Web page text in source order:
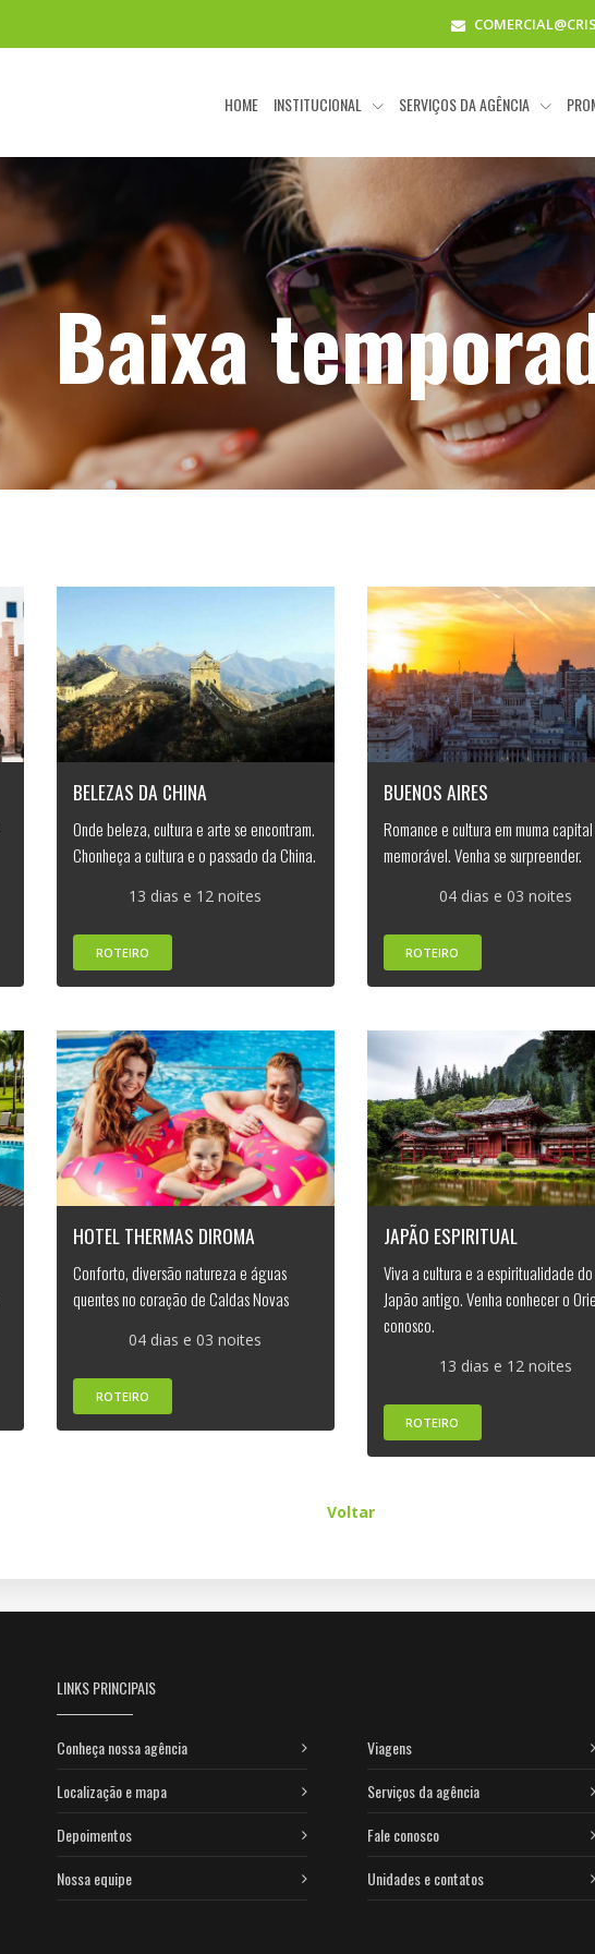
HOME INSTITUCIONAL SERVIÇOS DA AGÊNCIA
Baixa
BELEZAS DA CHINA
Onde beleza, cultura e arte se encontram.
Chonheça a cultura e o passado da China.
13 dias e 12 noites
ROTEIRO
BUENOS AIRES
Romance e cultura em muma capital
memorável. Venha se surpreender.
04 dias e 03 noites
ROTEIRO
HOTEL THERMAS DIROMA
Conforto, diversão natureza e águas
quentes no coração de Caldas Novas
04 dias e 03 noites
ROTEIRO
JAPÃO ESPIRITUAL
Viva a cultura e a espiritualidade do
Japão antigo. Venha conhecer o
conosco.
13 dias e 12 noites
ROTEIRO
Voltar
LINKS PRINCIPAIS
Conheça nossa agência
Localização e mapa
Depoimentos
Nossa equipe
Viagens
Serviços da agência
Fale conosco
Unidades e contatos